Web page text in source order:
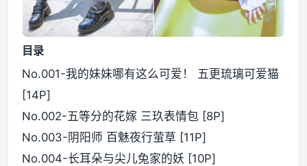
目录
No.001-我的妹妹哪有这么可爱！ 五更琉璃可爱猫
[14P]
No.002-五等分的花嫁 三玖表情包 [8P]
No.003-阴阳师 百魅夜行萤草 [11P]
No.004-长耳朵与尖儿兔家的妖 [10P]